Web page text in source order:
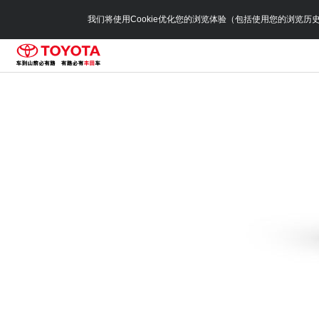
我们将使用Cookie优化您的浏览体验（包括使用您的浏览历